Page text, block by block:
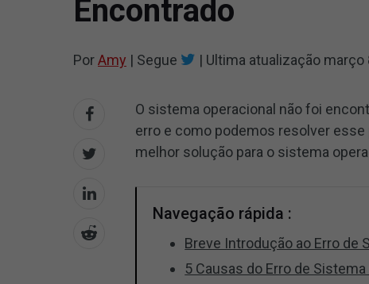
Encontrado
PorAmy | Segue | Ultima atualização março
O sistema operacional não foi
erro e como podemos resolver
melhor solução para o sistema
Navegação rápida :
Breve Introdução ao Erro de
5 Causas do Erro de